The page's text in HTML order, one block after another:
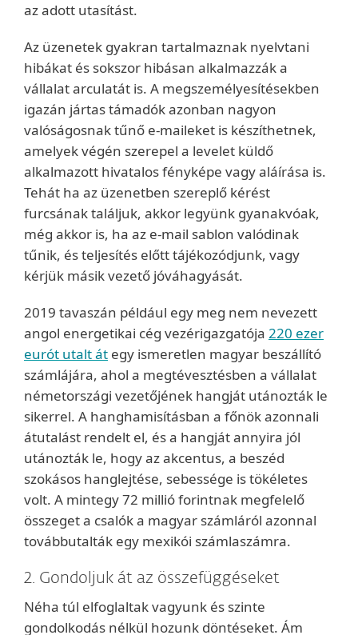
az adott utasítást.
Az üzenetek gyakran tartalmaznak nyelvtani
hibákat és sokszor hibásan alkalmazzák a
vállalat arculatát is. A megszemélyesítésekben
igazán jártas támadók azonban nagyon
valóságosnak tűnő e-maileket is készíthetnek,
amelyek végén szerepel a levelet küldő
alkalmazott hivatalos fényképe vagy aláírása is.
Tehát ha az üzenetben szereplő kérést
furcsának találjuk, akkor legyünk gyanakvóak,
még akkor is, ha az e-mail sablon valódinak
tűnik, és teljesítés előtt tájékozódjunk, vagy
kérjük másik vezető jóváhagyását.
2019 tavaszán például egy meg nem nevezett
angol energetikai cég vezérigazgatója 220 ezer
eurót utalt át egy ismeretlen magyar beszállító
számlájára, ahol a megtévesztésben a vállalat
németországi vezetőjének hangját utánozták le
sikerrel. A hanghamisításban a főnök azonnali
átutalást rendelt el, és a hangját annyira jól
utánozták le, hogy az akcentus, a beszéd
szokásos hanglejtése, sebessége is tökéletes
volt. A mintegy 72 millió forintnak megfelelő
összeget a csalók a magyar számláról azonnal
továbbutalták egy mexikói számlaszámra.
2. Gondoljuk át az összefüggéseket
Néha túl elfoglaltak vagyunk és szinte
gondolkodás nélkül hozunk döntéseket. Ám